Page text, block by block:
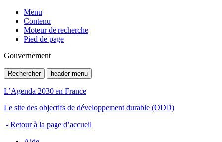
Menu
Contenu
Moteur de recherche
Pied de page
Gouvernement
Rechercher header menu
L’Agenda 2030 en France
Le site des objectifs de développement durable (ODD)
- Retour à la page d’accueil